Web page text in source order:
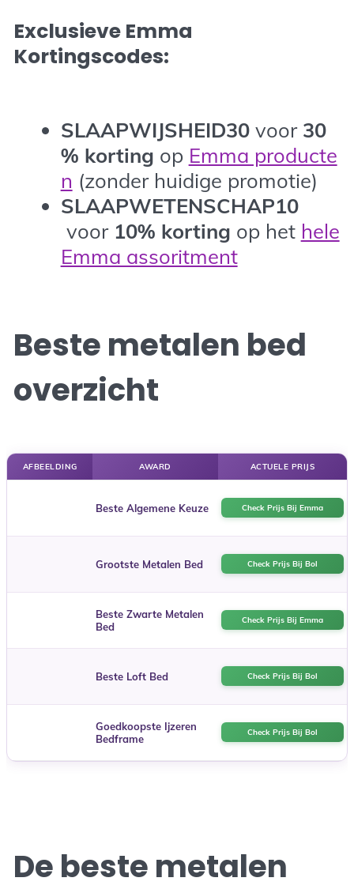
Exclusieve Emma
Kortingscodes:
SLAAPWIJSHEID30 voor 30
% korting op Emma producte
n (zonder huidige promotie)
SLAAPWETENSCHAP10
voor 10% korting op het hele
Emma assoritment
Beste metalen bed
overzicht
AFBEELDING AWARD ACTUELE PRIJS
Beste Algemene Keuze Check Prijs Bij Emma
Grootste Metalen Bed Check Prijs Bij Bol
Beste Zwarte Metalen
Bed
Check Prijs Bij Emma
Beste Loft Bed Check Prijs Bij Bol
Goedkoopste Ijzeren
Bedframe
Check Prijs Bij Bol
De beste metalen